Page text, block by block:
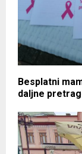
Besplatni
daljne